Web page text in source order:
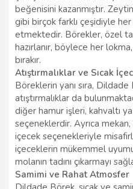
beğenisini kazanmıştır.
gibi birçok farklı çeşidiyle
etmektedir. Börekler, özel
hazırlanır, böylece her
bırakır.
Atıştırmalıklar ve Sıcak
Böreklerin yanı sıra,
atıştırmalıklar da
diğer hamur işleri, kahvaltı
seçeneklerdir. Ayrıca
içecek seçenekleriyle
içeceklerin mükemmel
molanın tadını çıkarmayı
Samimi ve Rahat Atmosfer